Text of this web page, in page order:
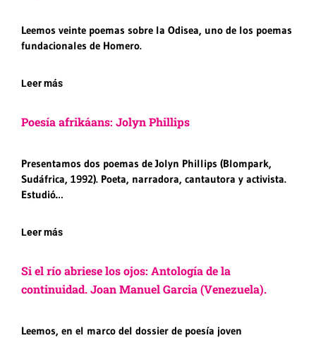
Leemos veinte poemas sobre la Odisea, uno de los poemas
fundacionales de Homero.
Leer más
Poesía afrikáans: Jolyn Phillips
Presentamos dos poemas de Jolyn Phillips (Blompark,
Sudáfrica, 1992). Poeta, narradora, cantautora y activista.
Estudió…
Leer más
Si el río abriese los ojos: Antología de la
continuidad. Joan Manuel Garcia (Venezuela).
Leemos, en el marco del dossier de poesía joven